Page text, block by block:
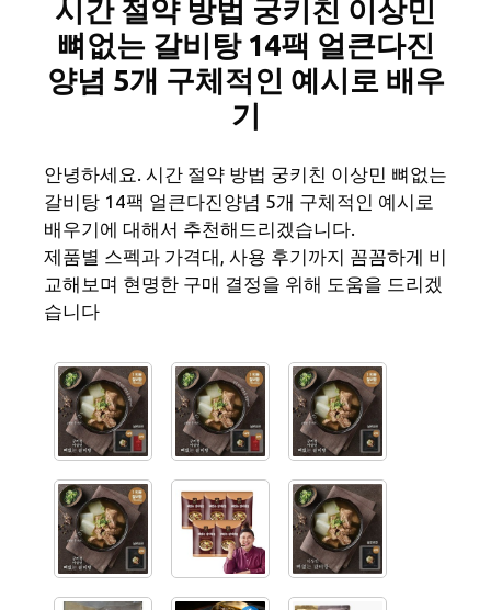
시간 절약 방법 궁키친 이상민
뼈없는 갈비탕 14팩 얼큰다진
양념 5개 구체적인 예시로 배우
기
안녕하세요. 시간 절약 방법 궁키친 이상민 뼈없는
갈비탕 14팩 얼큰다진양념 5개 구체적인 예시로
배우기에 대해서 추천해드리겠습니다.
제품별 스펙과 가격대, 사용 후기까지 꼼꼼하게 비
교해보며 현명한 구매 결정을 위해 도움을 드리겠
습니다